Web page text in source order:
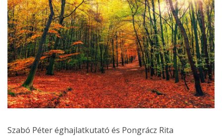
Szabó Péter éghajlatkutató és Pongrácz Rita